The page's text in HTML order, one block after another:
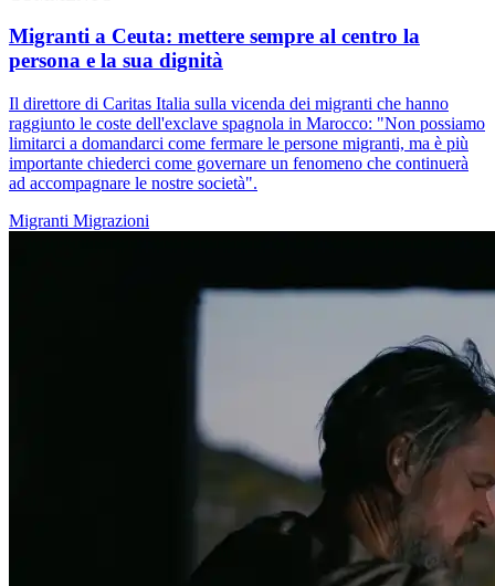
Migranti a Ceuta: mettere sempre al centro la
persona e la sua dignità
Il direttore di Caritas Italia sulla vicenda dei migranti che hanno
raggiunto le coste dell'exclave spagnola in Marocco: "Non possiamo
limitarci a domandarci come fermare le persone migranti, ma è più
importante chiederci come governare un fenomeno che continuerà
ad accompagnare le nostre società".
Migranti Migrazioni